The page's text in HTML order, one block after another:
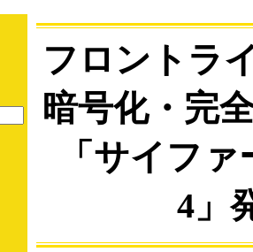
フロントラ
暗号化・完
「サイフ
4」